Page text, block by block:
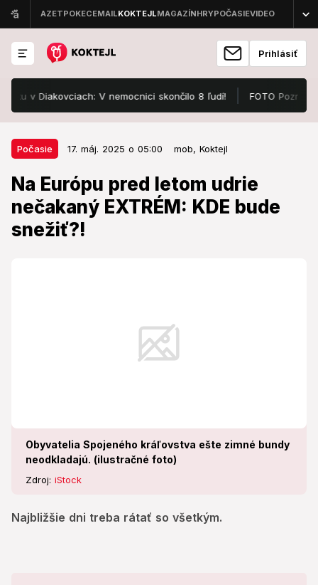
Prihlásiť
Diakovciach: V nemocnici skončilo 8 ľudí! FOTO Pozrite, v
Počasie 17. máj. 2025 o 05:00 mob, Koktejl
Na Európu pred letom udrie
nečakaný EXTRÉM: KDE bude
snežiť?!
Obyvatelia Spojeného kráľovstva ešte zimné bundy
neodkladajú. (ilustračné foto)
Zdroj: iStock
Najbližšie dni treba rátať so všetkým.
Počasie 17. máj. 2025 o 05:00
Na Európu pred letom udrie
nečakaný EXTRÉM: KDE bude
snežiť?!